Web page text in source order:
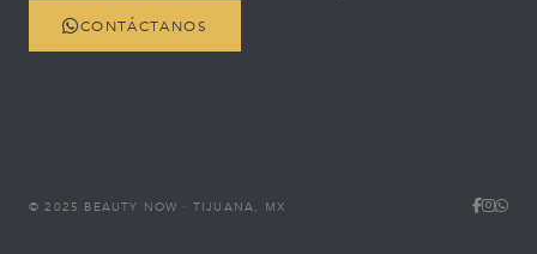
CONTÁCTANOS
© 2025 BEAUTY NOW · TIJUANA, MX